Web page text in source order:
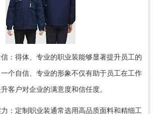
得体、专业的职业装能够显著提升员工的
个自信、专业的形象不仅有助于员工在工作
客户对企业的满意度和信任度。
定制职业装通常选用高品质面料和精细工